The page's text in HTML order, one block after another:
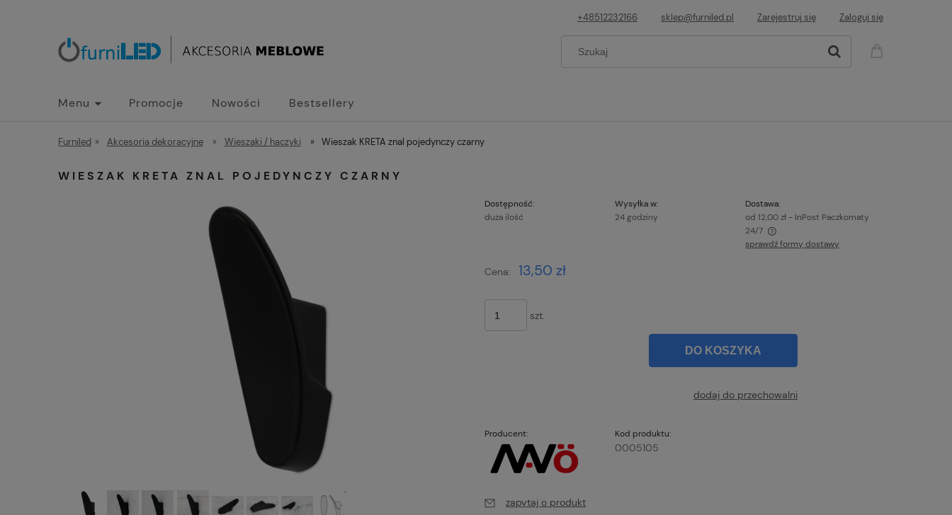
+48512232166 sklep@furniled.pl Zarejestruj się Zaloguj się
Menu Promocje Nowości Bestsellery
Furniled » Akcesoria dekoracyjne » Wieszaki / haczyki » Wieszak KRETA znal pojedynczy czarny
WIESZAK KRETA ZNAL POJEDYNCZY CZARNY
Dostępność:
duża ilość
Wysyłka w:
24 godziny
Dostawa:
od 12,00 zł - InPost Paczkomaty
24/7
sprawdź formy dostawy
Cena: 13,50 zł
szt.
DO KOSZYKA
dodaj do przechowalni
Producent: Kod produktu:
0005105
zapytaj o produkt